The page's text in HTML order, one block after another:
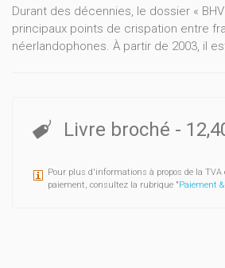
Durant des décennies, le dossier «
principaux points de crispation entre
néerlandophones. À partir de 2003, il
La source du conflit résidait dans
ne répondant pas à la logique de la
Bruxelles-Hal-Vilvorde et
Livre broché -
Pour plus d'informations à propos de la
paiement, consultez la rubrique "Paiement